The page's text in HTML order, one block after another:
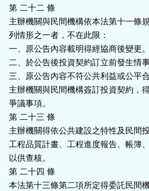
第 二十二 條
主辦機關與民間機構依本法第十一條
列情形之一者，不在此限：
一、原公告內容載明得經協商後變更。
二、於公告後投資契約訂立前發生情事
三、原公告內容不符公共利益或公平合
主辦機關與民間機構簽訂投資契約，
爭議事項。
第 二十三 條
主辦機關得依公共建設之特性及民間
工程品質計畫、工程進度報告、帳簿
以供查核。
第 二十四 條
本法第十三條第二項所定得委託民間